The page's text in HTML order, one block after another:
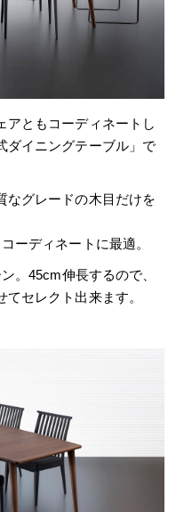
アともコーディネートし
ダイニングテーブル」で
なグレードの木目だけを
ーディネートに最適。
。45cm伸長するので、
セレクト出来ます。